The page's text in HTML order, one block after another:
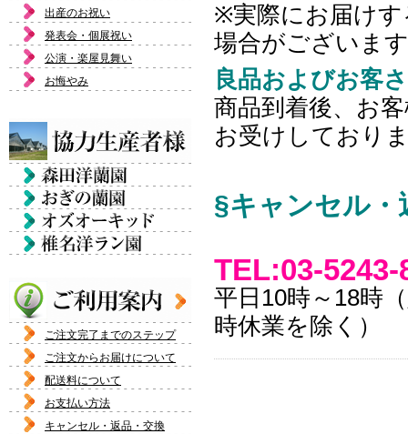
出産のお祝い
発表会・個展祝い
公演・楽屋見舞い
お悔やみ
ご注文完了までのステップ
ご注文からお届けについて
配送料について
お支払い方法
キャンセル・返品・交換
※実際にお届けす
場合がございま
良品およびお客
商品到着後、お
お受けしており
§キャンセル・
TEL:03-5243-
平日10時～18時
時休業を除く）